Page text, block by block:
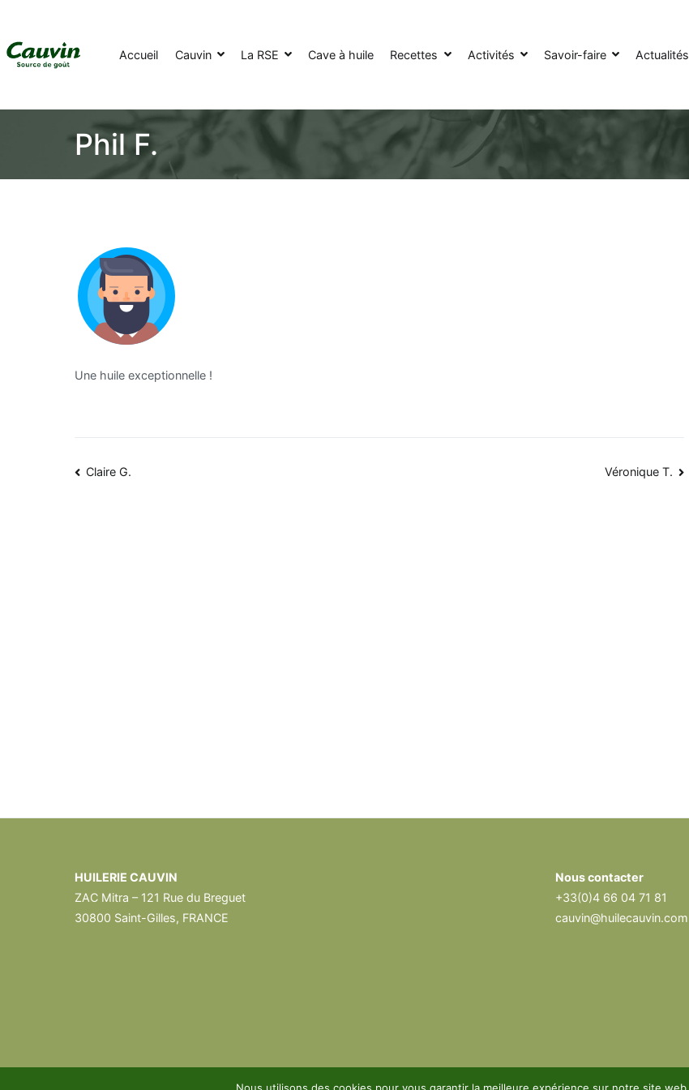
Accueil Cauvin La RSE Cave à huile Recettes Activités Savoir-faire Actualités
Phil F.
Une huile exceptionnelle !
Claire G. Véronique T.
HUILERIE CAUVIN
ZAC Mitra – 121 Rue du Breguet
30800 Saint-Gilles, FRANCE
Nous contacter
+33(0)4 66 04 71 81
cauvin@huilecauvin.com